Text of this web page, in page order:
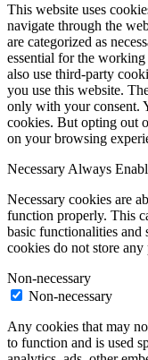
This website uses
navigate through the
are categorized as
essential for the
also use third-party
you use this website.
only with your consent.
cookies. But opting out
on your browsing
Necessary Always
Necessary cookies are
function properly. This
basic functionalities and
cookies do not store
Non-necessary
Non-necessary
Any cookies that may
to function and is used